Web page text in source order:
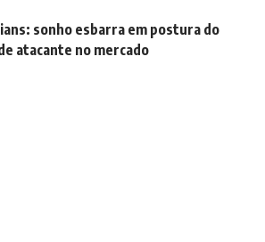
sonho esbarra em postura do
atacante no mercado